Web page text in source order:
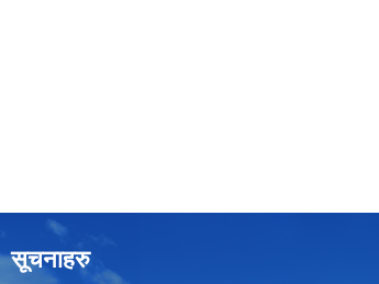
सूचनाहरु